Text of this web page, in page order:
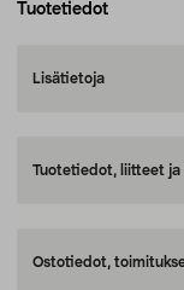
Tuotetiedot
Lisätietoja
Tuotetiedot, liitteet
Ostotiedot,